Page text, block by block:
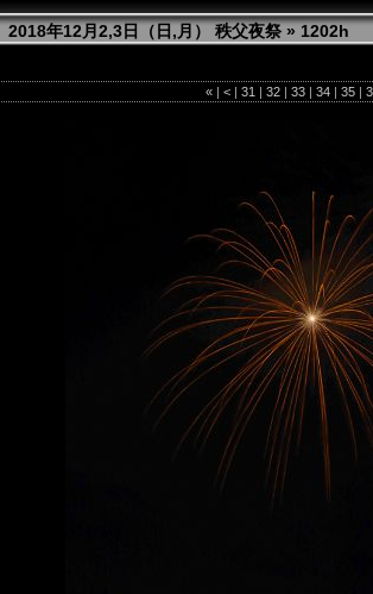
2018年12月2,3日（日,月） 秩父夜祭 » 1202h
« | < | 31 | 32 | 33 | 34 | 35 |